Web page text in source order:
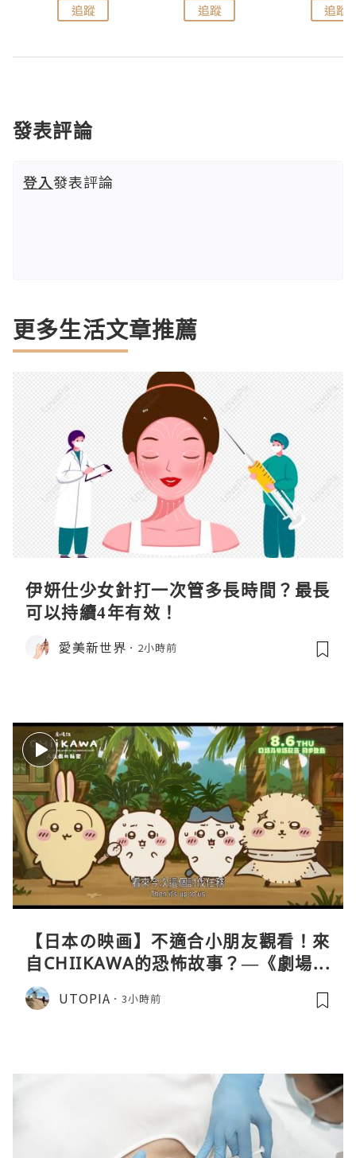
追蹤 追蹤 追蹤
發表評論
登入發表評論
更多生活文章推薦
伊妍仕少女針打一次管多長時間？最長
可以持續4年有效！
愛美新世界 2小時前
【日本の映画】不適合小朋友觀看！來
自CHIIKAWA的恐怖故事？—《劇場版
CHIIKAWA 人魚島的秘密》
UTOPIA 3小時前